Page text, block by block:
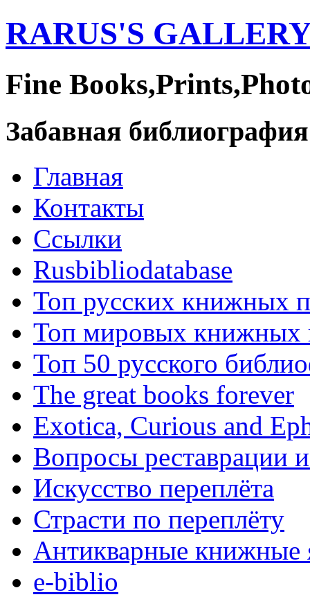
RARUS'S
Fine
Забавная библиография
Главная
Контакты
Ссылки
Rusbibliodatabase
Топ русских книжных
Топ мировых книжных
Топ 50 русского
The great books forever
Exotica, Curious and
Вопросы реставрации
Искусство переплёта
Страсти по переплёту
Антикварные книжные
e-biblio